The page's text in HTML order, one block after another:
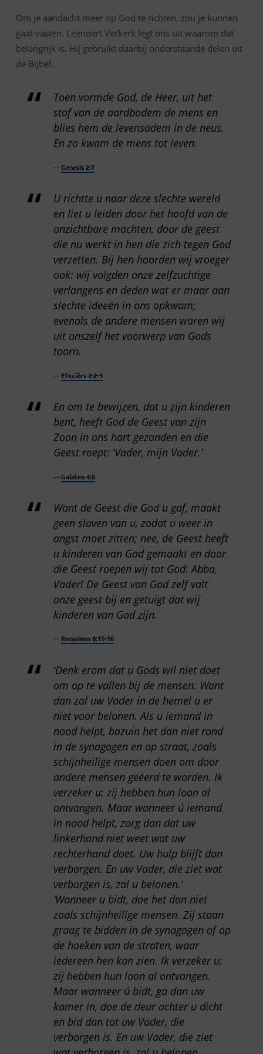
Om je aandacht meer op God te richten, zou je kunnen
gaat vasten. Leendert Verkerk legt ons uit waarom dat
belangrijk is. Hij gebruikt daarbij onderstaande delen uit
de Bijbel.
Toen vormde God, de Heer, uit het
stof van de aardbodem de mens en
blies hem de levensadem in de neus.
En zo kwam de mens tot leven.
Genesis 2:7
U richtte u naar deze slechte wereld
en liet u leiden door het hoofd van de
onzichtbare machten, door de geest
die nu werkt in hen die zich tegen God
verzetten. Bij hen hoorden wij vroeger
ook: wij volgden onze zelfzuchtige
verlangens en deden wat er maar aan
slechte ideeën in ons opkwam;
evenals de andere mensen waren wij
uit onszelf het voorwerp van Gods
toorn.
Efeziërs 2:2-3
En om te bewijzen, dat u zijn kinderen
bent, heeft God de Geest van zijn
Zoon in ons hart gezonden en die
Geest roept: ‘Vader, mijn Vader.’
Galaten 4:6
Want de Geest die God u gaf, maakt
geen slaven van u, zodat u weer in
angst moet zitten; nee, de Geest heeft
u kinderen van God gemaakt en door
die Geest roepen wij tot God: Abba,
Vader! De Geest van God zelf valt
onze geest bij en getuigt dat wij
kinderen van God zijn.
Romeinen 8:15-16
‘Denk erom dat u Gods wil niet doet
om op te vallen bij de mensen. Want
dan zal uw Vader in de hemel u er
niet voor belonen. Als u iemand in
nood helpt, bazuin het dan niet rond
in de synagogen en op straat, zoals
schijnheilige mensen doen om door
andere mensen geëerd te worden. Ik
verzeker u: zij hebben hun loon al
ontvangen. Maar wanneer ú iemand
in nood helpt, zorg dan dat uw
linkerhand niet weet wat uw
rechterhand doet. Uw hulp blijft dan
verborgen. En uw Vader, die ziet wat
verborgen is, zal u belonen.’
‘Wanneer u bidt, doe het dan niet
zoals schijnheilige mensen. Zij staan
graag te bidden in de synagogen of op
de hoeken van de straten, waar
iedereen hen kan zien. Ik verzeker u:
zij hebben hun loon al ontvangen.
Maar wanneer ú bidt, ga dan uw
kamer in, doe de deur achter u dicht
en bid dan tot uw Vader, die
verborgen is. En uw Vader, die ziet